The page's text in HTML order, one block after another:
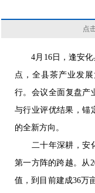
点
4月16日，逢安化
点，全县茶产业发
行。会议全面复盘产
与行业评优结果，锚
的全新方向。
二十年深耕，安化
第一方阵的跨越。从
值，到目前建成36万